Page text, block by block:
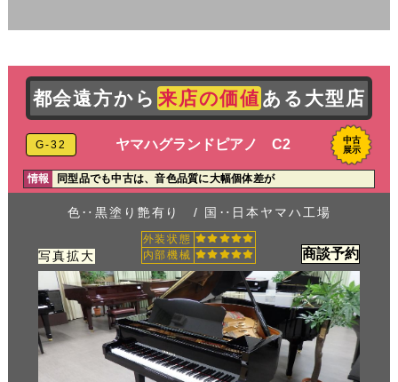
都会遠方から 来店の価値 ある大型店
G-32 ヤマハグランドピアノ C2
中古
展示
情報 同型品でも中古は、音色品質に大幅個体差が
色‥黒塗り艶有り / 国‥日本ヤマハ工場
写真拡大
外装状態
内部機械
商談予約